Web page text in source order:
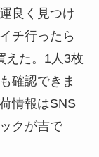
良く見つけ
チ行ったら
えた。1人3枚
確認できま
情報はSNS
クが吉で